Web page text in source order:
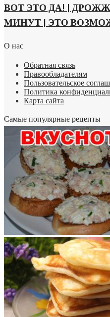
ВОТ ЭТО ДА! |
МИНУТ | ЭТО
О нас
Обратная связь
Правообладателям
Пользовательское
Политика
Карта сайта
Самые популярные рецепты